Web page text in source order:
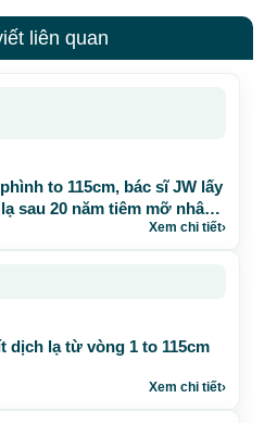
liên quan
to 115cm, bác sĩ JW lấy
sau 20 năm tiêm mỡ nhân
Xem chi tiết›
dịch lạ từ vòng 1 to 115cm
Xem chi tiết›